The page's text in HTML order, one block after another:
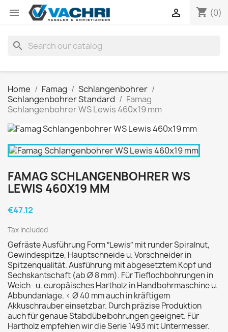
 shopping_cart (0)

search
Home Famag
Schlangenbohrer
Schlangenbohrer Standard
Famag
Schlangenbohrer WS Lewis 460x19 mm
FAMAG SCHLANGENBOHRER WS
LEWIS 460X19 MM
€47.12
Tax included
Gefräste Ausführung Form ″Lewis″ mit runder Spiralnut,
Gewindespitze, Hauptschneide u. Vorschneider in
Spitzenqualität. Ausführung mit abgesetztem Kopf und
Sechskantschaft (ab Ø 8 mm). Für Tieflochbohrungen in
Weich- u. europäisches Hartholz in Handbohrmaschine u.
Abbundanlage. < Ø 40 mm auch in kräftigem
Akkuschrauber einsetzbar. Durch präzise Produktion
auch für genaue Stabdübelbohrungen geeignet. Für
Hartholz empfehlen wir die Serie 1493 mit Untermesser.